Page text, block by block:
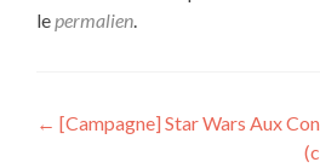
lepermalien.
Navigation
← [Campagne] Star Wars Aux